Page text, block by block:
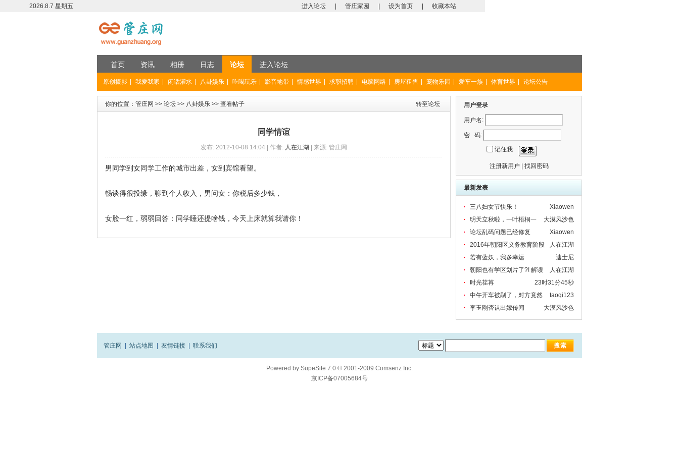
2026.8.7 星期五 进入论坛 管庄家园 设为首页 收藏本站
首页 资讯 相册 日志 论坛 进入论坛
原创摄影 我爱我家 闲话灌水 八卦娱乐 吃喝玩乐 影音地带 情感世界 求职招聘 电脑网络 房屋租售 宠物乐园 爱车一族 体育世界 论坛公告
转至论坛
你的位置： 管庄网 >> 论坛 >> 八卦娱乐 >> 查看帖子
同学情谊
发布: 2012-10-08 14:04 | 作者: 人在江湖 | 来源: 管庄网
男同学到女同学工作的城市出差，女到宾馆看望。
畅谈得很投缘，聊到个人收入，男问女：你税后多少钱，
女脸一红，弱弱回答：同学睡还提啥钱，今天上床就算我请你！
用户登录
用户名:
密 码:
记住我
注册新用户 找回密码
最新发表
Xiaowen
三八妇女节快乐！
大漠风沙色
明天立秋啦，一叶梧桐一
报秋，稻花田
Xiaowen
论坛乱码问题已经修复
人在江湖
2016年朝阳区义务教育阶段
小学入学政
迪士尼
若有蓝妖，我多幸运
人在江湖
朝阳也有学区划片了?! 解读
最新出炉
23时31分45秒
时光荏苒
taoqi123
中午开车被剐了，对方竟然
逃逸了。气
大漠风沙色
李玉刚否认出嫁传闻
管庄网 站点地图 友情链接 联系我们
Powered by SupeSite 7.0 © 2001-2009 Comsenz Inc.
京ICP备07005684号